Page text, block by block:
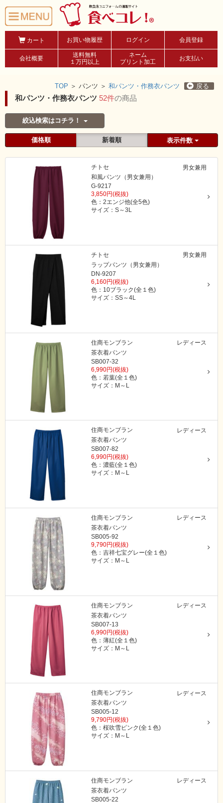
カート お買い物履歴 ログイン 会員登録
会社概要
送料無料
１万円以上
ネーム
プリント加工
お支払い
TOP ＞ パンツ ＞ 和パンツ・作務衣パンツ 戻る
和パンツ・作務衣パンツ 52件の商品
絞込検索はコチラ！
価格順 新着順 表示件数
男女兼用
チトセ
和風パンツ（男女兼用）
G-9217
3,850円(税抜)
色：2エンジ他(全5色)
サイズ：S～3L
男女兼用
チトセ
ラップパンツ（男女兼用）
DN-9207
6,160円(税抜)
色：10ブラック(全１色)
サイズ：SS～4L
レディース
住商モンブラン
茶衣着パンツ
SB007-32
6,990円(税抜)
色：若葉(全１色)
サイズ：M～L
レディース
住商モンブラン
茶衣着パンツ
SB007-82
6,990円(税抜)
色：濃藍(全１色)
サイズ：M～L
レディース
住商モンブラン
茶衣着パンツ
SB005-92
9,790円(税抜)
色：吉祥七宝グレー(全１色)
サイズ：M～L
レディース
住商モンブラン
茶衣着パンツ
SB007-13
6,990円(税抜)
色：薄紅(全１色)
サイズ：M～L
レディース
住商モンブラン
茶衣着パンツ
SB005-12
9,790円(税抜)
色：桜吹雪ピンク(全１色)
サイズ：M～L
レディース
住商モンブラン
茶衣着パンツ
SB005-22